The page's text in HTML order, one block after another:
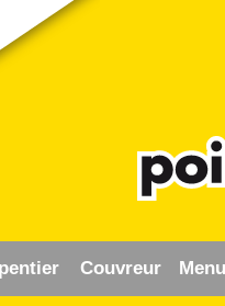
Couvreur